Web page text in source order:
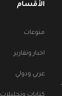
الأقسام
منوعات
اخبار وتقارير
عربي ودولي